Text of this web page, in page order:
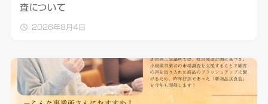
査について
2026年8月4日